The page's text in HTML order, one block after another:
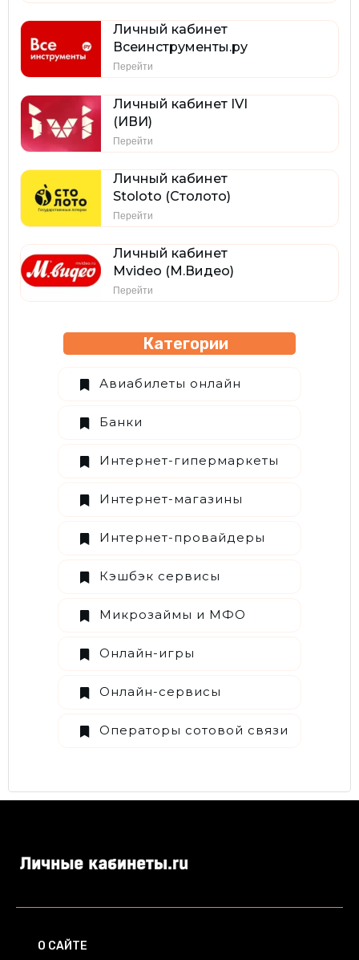
Личный кабинет
Всеинструменты.ру
Перейти
Личный кабинет IVI
(ИВИ)
Перейти
Личный кабинет
Stoloto (Столото)
Перейти
Личный кабинет
Mvideo (М.Видео)
Перейти
Категории
Авиабилеты онлайн
Банки
Интернет-гипермаркеты
Интернет-магазины
Интернет-провайдеры
Кэшбэк сервисы
Микрозаймы и МФО
Онлайн-игры
Онлайн-сервисы
Операторы сотовой связи
О САЙТЕ